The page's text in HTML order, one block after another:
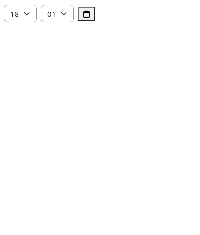
Ora Minuto